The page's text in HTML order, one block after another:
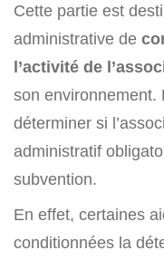
Cette partie est
administrative de
l’activité de l’
son environnement.
déterminer si
administratif
subvention.
En effet, certaines
conditionnées la